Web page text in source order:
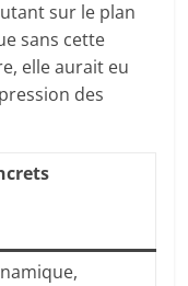
sur le plan
sans cette
elle aurait eu
des